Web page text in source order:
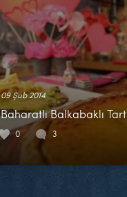
09 Şub 2014
Baharatlı Balkabaklı Tart
0 3